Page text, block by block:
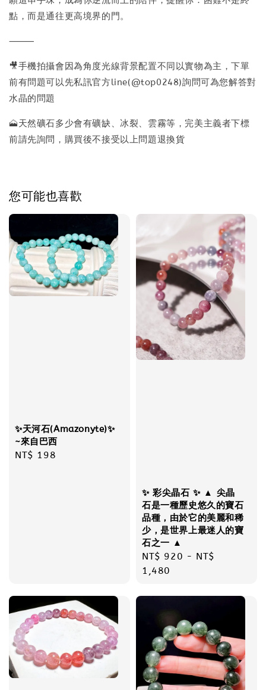
點，而是通往更高境界的門。
⸻
🎥手機拍攝會因為角度光線背景配置不同以實物為主，下單
前有問題可以先私訊官方line(@top0248)詢問可為您解答對
水晶的問題
🗻天然礦石多少會有礦缺、冰裂、雲霧等，完美主義者下標
前請先詢問，購買後不接受以上問題退換貨
您可能也喜歡
✨天河石(Amazonyte)✨
~來自巴西
Regular
NT$ 198
✨ 彩尖晶石 ✨ ▲ 尖晶
石是一種歷史悠久的寶石
品種，由於它的美麗和稀
少，是世界上最迷人的寶
石之一 ▲
Regular
price
NT$ 920 - NT$
1,480